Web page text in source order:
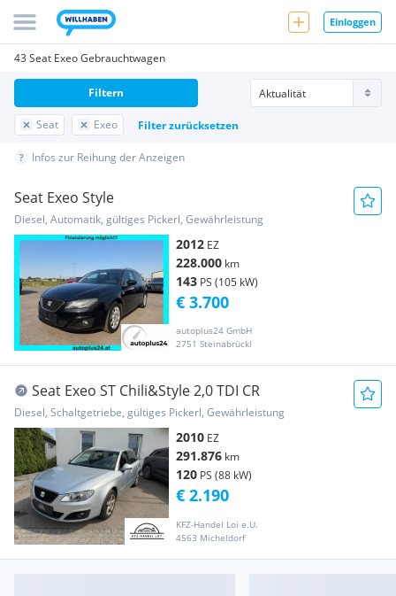
Einloggen
43 Seat Exeo Gebrauchtwagen
Seat Exeo Filter zurücksetzen
Filtern
Infos zur Reihung der Anzeigen
Seat Exeo Style
Diesel, Automatik, gültiges Pickerl, Gewährleistung
2012 EZ
228.000 km
143 PS (105 kW)
autoplus24 GmbH
2751 Steinabrückl
€ 3.700
Seat Exeo ST Chili&Style 2,0 TDI CR
Diesel, Schaltgetriebe, gültiges Pickerl, Gewährleistung
2010 EZ
291.876 km
120 PS (88 kW)
KFZ-Handel Loi e.U.
4563 Micheldorf
€ 2.190